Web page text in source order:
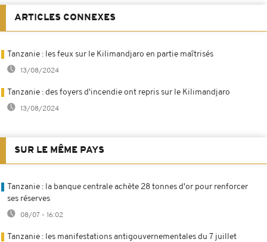
ARTICLES CONNEXES
Tanzanie : les feux sur le Kilimandjaro en partie maîtrisés
13/08/2024
Tanzanie : des foyers d'incendie ont repris sur le Kilimandjaro
13/08/2024
SUR LE MÊME PAYS
Tanzanie : la banque centrale achète 28 tonnes d'or pour renforcer
ses réserves
08/07 - 16:02
Tanzanie : les manifestations antigouvernementales du 7 juillet